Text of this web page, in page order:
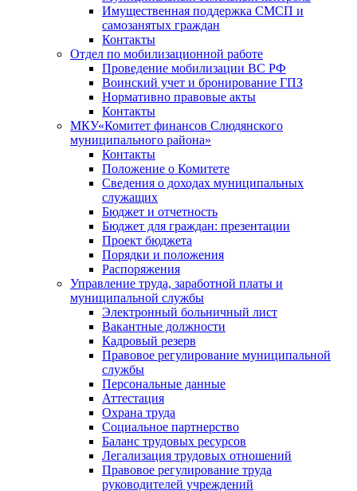
Имущественная поддержка СМСП и
самозанятых граждан
Контакты
Отдел по мобилизационной работе
Проведение мобилизации ВС РФ
Воинский учет и бронирование ГПЗ
Нормативно правовые акты
Контакты
МКУ«Комитет финансов Слюдянского
муниципального района»
Контакты
Положение о Комитете
Сведения о доходах муниципальных
служащих
Бюджет и отчетность
Бюджет для граждан: презентации
Проект бюджета
Порядки и положения
Распоряжения
Управление труда, заработной платы и
муниципальной службы
Электронный больничный лист
Вакантные должности
Кадровый резерв
Правовое регулирование муниципальной
службы
Персональные данные
Аттестация
Охрана труда
Социальное партнерство
Баланс трудовых ресурсов
Легализация трудовых отношений
Правовое регулирование труда
руководителей учреждений